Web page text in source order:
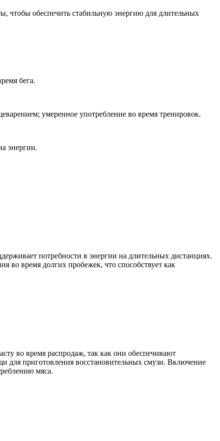
чтобы обеспечить стабильную энергию для длительных
бега.
умеренное употребление во время тренировок.
энергии.
потребности в энергии на длительных дистанциях.
во время долгих пробежек, что способствует как
во время распродаж, так как они обеспечивают
для приготовления восстановительных смузи. Включение
мяса.